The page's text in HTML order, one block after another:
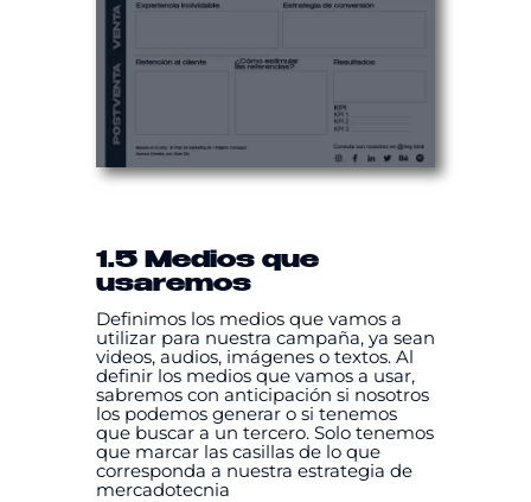
1.5 Medios que
usaremos
Definimos los medios que vamos a
utilizar para nuestra campaña, ya sean
videos, audios, imágenes o textos. Al
definir los medios que vamos a usar,
sabremos con anticipación si nosotros
los podemos generar o si tenemos
que buscar a un tercero. Solo tenemos
que marcar las casillas de lo que
corresponda a nuestra estrategia de
mercadotecnia